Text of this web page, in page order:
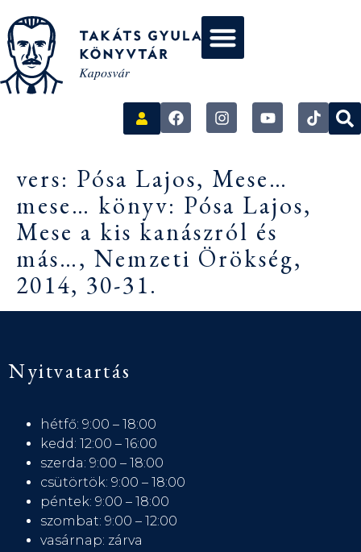
vers: Pósa Lajos, Mese…
mese… könyv: Pósa Lajos,
Mese a kis kanászról és
más…, Nemzeti Örökség,
2014, 30-31.
Nyitvatartás
hétfő: 9:00 – 18:00
kedd: 12:00 – 16:00
szerda: 9:00 – 18:00
csütörtök: 9:00 – 18:00
péntek: 9:00 – 18:00
szombat: 9:00 – 12:00
vasárnap: zárva